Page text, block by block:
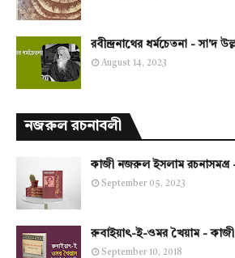
রবীন্দ্রনাথের ধর্মচেতনা - সা'দ
August 14, 2023
নজরুল রচনাবলী
কাজী নজরুল ইসলাম রচনাসমগ্র
September 05, 2023
রুবাইয়াৎ-ই-ওমর খৈয়াম -
September 10, 2018